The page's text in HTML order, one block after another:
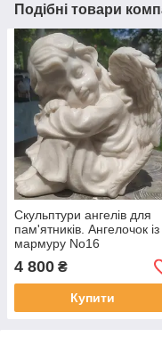
Подібні товари
Скульптури ангелів для
пам'ятників. Ангелочок із
мармуру No16
4 800 ₴
Купити